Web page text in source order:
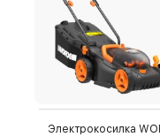
Электрокосилка